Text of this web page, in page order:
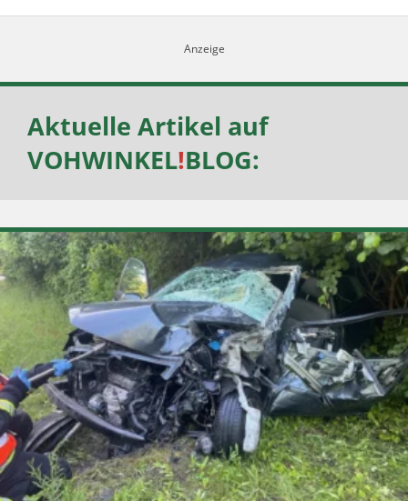
Aktuelle Artikel auf
VOHWINKEL!BLOG: